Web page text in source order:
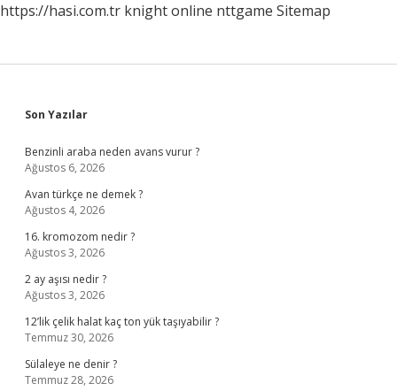
https://hasi.com.tr knight online nttgame Sitemap
Sidebar
Son Yazılar
Benzinli araba neden avans vurur ?
Ağustos 6, 2026
Avan türkçe ne demek ?
Ağustos 4, 2026
16. kromozom nedir ?
Ağustos 3, 2026
2 ay aşısı nedir ?
Ağustos 3, 2026
12’lik çelik halat kaç ton yük taşıyabilir ?
Temmuz 30, 2026
Sülaleye ne denir ?
Temmuz 28, 2026